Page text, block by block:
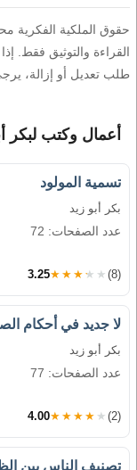
حقوق الملكية الفكرية
القراءة والتوثيق فقط.
طلب تعديل أو إزالة،
أعمال وكتب لبكر
تسمية المولود
بكر أبو زيد
عدد الصفحات: 72
3.25★★★★★ (8)
لا جديد في أحكام
بكر أبو زيد
عدد الصفحات: 77
4.00★★★★★ (2)
تصنيف الناس بين